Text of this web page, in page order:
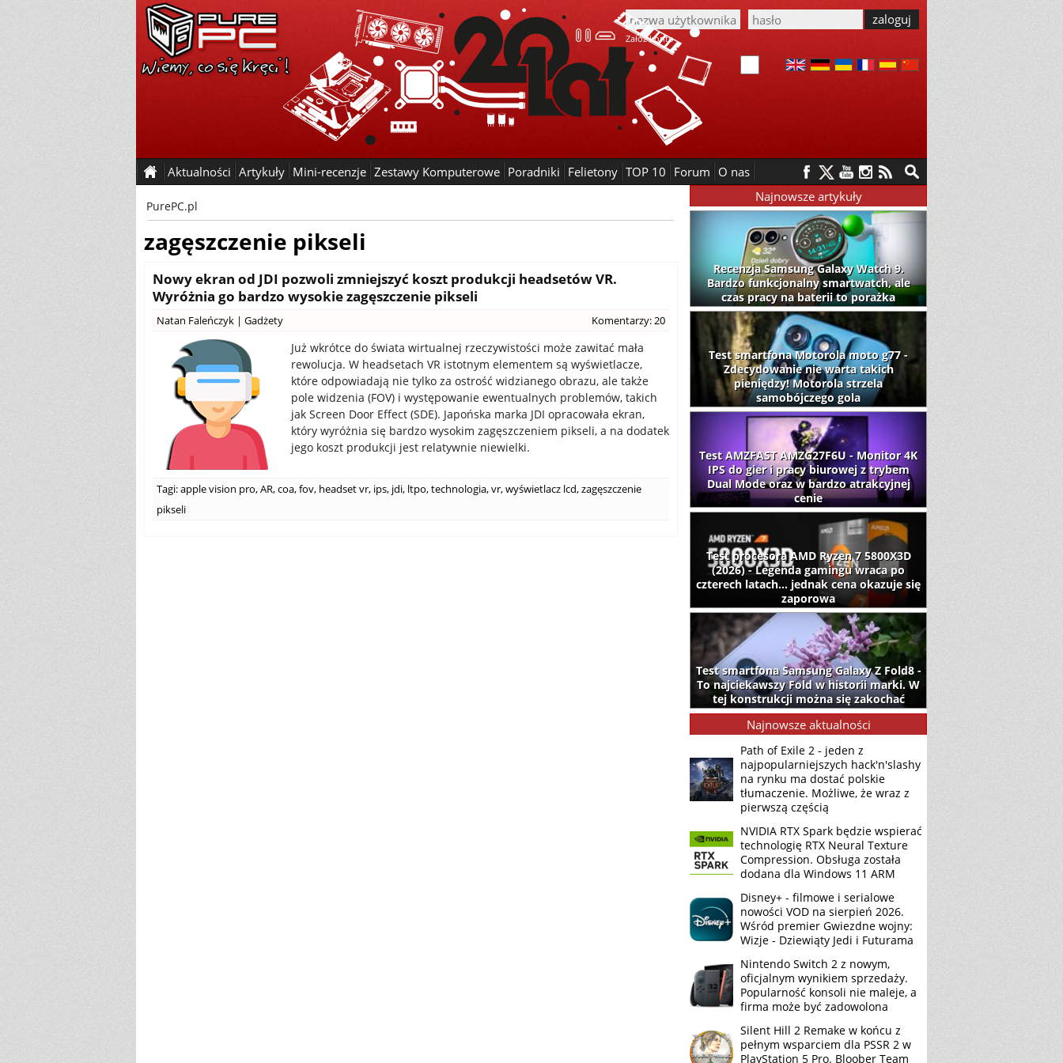
Załóż konto
Aktualności Artykuły Mini-recenzje Zestawy Komputerowe Poradniki Felietony TOP 10 Forum O nas
PurePC.pl
zagęszczenie pikseli
Nowy ekran od JDI pozwoli zmniejszyć koszt produkcji headsetów VR.
Wyróżnia go bardzo wysokie zagęszczenie pikseli
Natan Faleńczyk | Gadżety Komentarzy: 20
Już wkrótce do świata wirtualnej rzeczywistości może zawitać mała
rewolucja. W headsetach VR istotnym elementem są wyświetlacze,
które odpowiadają nie tylko za ostrość widzianego obrazu, ale także
pole widzenia (FOV) i występowanie ewentualnych problemów, takich
jak Screen Door Effect (SDE). Japońska marka JDI opracowała ekran,
który wyróżnia się bardzo wysokim zagęszczeniem pikseli, a na dodatek
jego koszt produkcji jest relatywnie niewielki.
Tagi:apple vision pro,AR,coa,fov, headset vr, ips, jdi, ltpo,technologia,vr,wyświetlacz lcd,zagęszczenie
pikseli
Najnowsze artykuły
Recenzja Samsung Galaxy Watch 9.
Bardzo funkcjonalny smartwatch, ale
czas pracy na baterii to porażka
Test smartfona Motorola moto g77 -
Zdecydowanie nie warta takich
pieniędzy! Motorola strzela
samobójczego gola
Test AMZFAST AMZG27F6U - Monitor 4K
IPS do gier i pracy biurowej z trybem
Dual Mode oraz w bardzo atrakcyjnej
cenie
Test procesora AMD Ryzen 7 5800X3D
(2026) - Legenda gamingu wraca po
czterech latach... jednak cena okazuje się
zaporowa
Test smartfona Samsung Galaxy Z Fold8 -
To najciekawszy Fold w historii marki. W
tej konstrukcji można się zakochać
Najnowsze aktualności
Path of Exile 2 - jeden z
najpopularniejszych hack'n'slashy
na rynku ma dostać polskie
tłumaczenie. Możliwe, że wraz z
pierwszą częścią
NVIDIA RTX Spark będzie wspierać
technologię RTX Neural Texture
Compression. Obsługa została
dodana dla Windows 11 ARM
Disney+ - filmowe i serialowe
nowości VOD na sierpień 2026.
Wśród premier Gwiezdne wojny:
Wizje - Dziewiąty Jedi i Futurama
Nintendo Switch 2 z nowym,
oficjalnym wynikiem sprzedaży.
Popularność konsoli nie maleje, a
firma może być zadowolona
Silent Hill 2 Remake w końcu z
pełnym wsparciem dla PSSR 2 w
PlayStation 5 Pro. Bloober Team